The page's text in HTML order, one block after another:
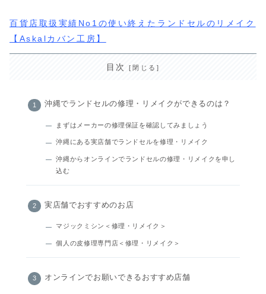
百貨店取扱実績No1の使い終えたランドセルのリメイク
【Askalカバン工房】
目次
沖縄でランドセルの修理・リメイクができるのは？
まずはメーカーの修理保証を確認してみましょう
沖縄にある実店舗でランドセルを修理・リメイク
沖縄からオンラインでランドセルの修理・リメイクを申し
込む
実店舗でおすすめのお店
マジックミシン＜修理・リメイク＞
個人の皮修理専門店＜修理・リメイク＞
オンラインでお願いできるおすすめ店舗